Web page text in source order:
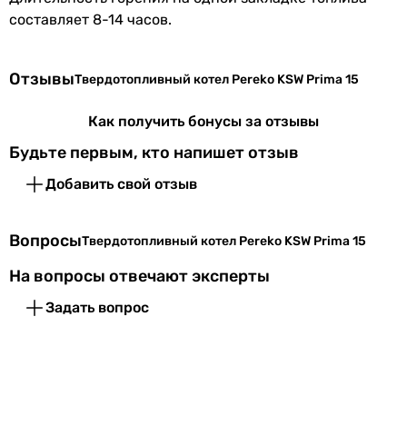
составляет 8-14 часов.
ОтзывыТвердотопливный котел Pereko KSW Prima 15
Как получить бонусы за отзывы
Будьте первым, кто напишет отзыв
Добавить свой отзыв
ВопросыТвердотопливный котел Pereko KSW Prima 15
На вопросы отвечают эксперты
Задать вопрос